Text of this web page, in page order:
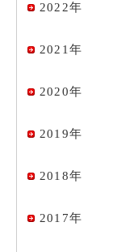
2022年
2021年
2020年
2019年
2018年
2017年